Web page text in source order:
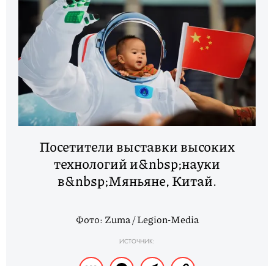
Посетители выставки высоких
технологий и&nbsp;науки
в&nbsp;Мяньяне, Китай.
Фото: Zuma / Legion-Media
ИСТОЧНИК: